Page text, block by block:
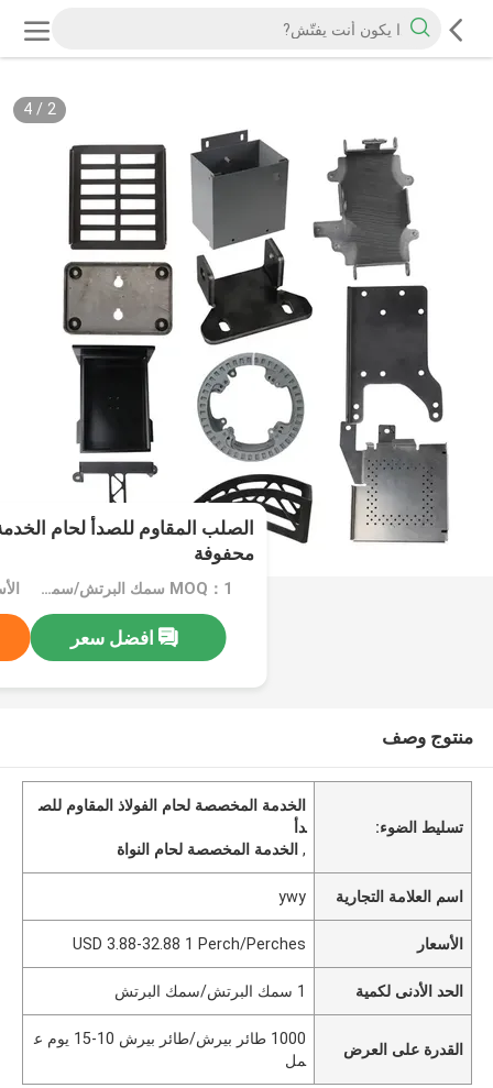
2
/
4
الصلب المقاوم للصدأ لحام
محفوفة
MOQ：1 سمك البرتش/سمك البرتش
افضل سعر
منتوج وصف
تسليط الضوء:
الخدمة المخصصة لحام الفولاذ المقاوم للص
دأ
,الخدمة المخصصة لحام النواة
اسم العلامة التجارية ywy
الأسعار USD 3.88-32.88 1 Perch/Perches
الحد الأدنى لكمية 1 سمك البرتش/سمك البرتش
القدرة على العرض
1000 طائر بيرش/طائر بيرش 10-15 يوم ع
مل